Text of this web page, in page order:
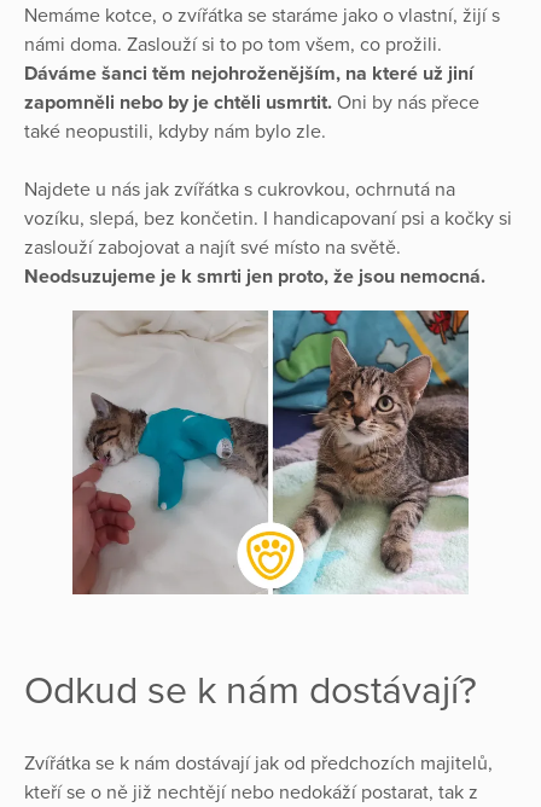
Nemáme kotce, o zvířátka se staráme jako o vlastní, žijí s
námi doma. Zaslouží si to po tom všem, co prožili.
Dáváme šanci těm nejohroženějším, na které už jiní
zapomněli nebo by je chtěli usmrtit. Oni by nás přece
také neopustili, kdyby nám bylo zle.
Najdete u nás jak zvířátka s cukrovkou, ochrnutá na
vozíku, slepá, bez končetin. I handicapovaní psi a kočky si
zaslouží zabojovat a najít své místo na světě.
Neodsuzujeme je k smrti jen proto, že jsou nemocná.
Odkud se k nám dostávají?
Zvířátka se k nám dostávají jak od předchozích majitelů,
kteří se o ně již nechtějí nebo nedokáží postarat, tak z